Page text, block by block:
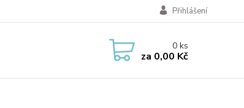
Přihlášení
0ks
za 0,00 Kč